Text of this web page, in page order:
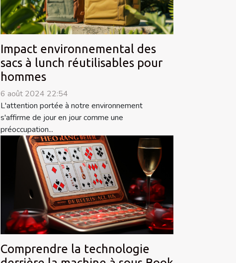
Impact environnemental des
sacs à lunch réutilisables pour
hommes
6 août 2024 22:54
L'attention portée à notre environnement
s'affirme de jour en jour comme une
préoccupation...
Comprendre la technologie